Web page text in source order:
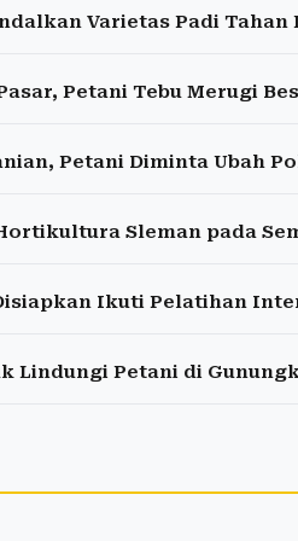
Varietas Padi Tahan
Petani Tebu Merugi
Petani Diminta Ubah
Sleman pada
Ikuti Pelatihan
Lindungi Petani di